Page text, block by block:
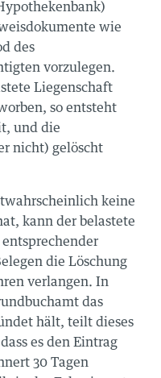
wie
des
vorzulegen.
Liegenschaft
so entsteht
und die
nicht) gelöscht
keine
kann der belastete
die Löschung
verlangen. In
das
hält, teilt dieses
es den Eintrag
30 Tagen